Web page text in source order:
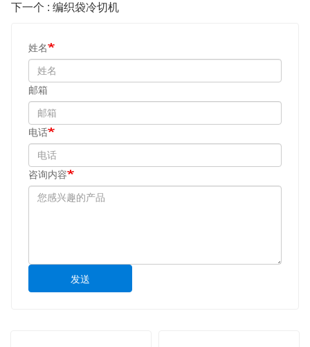
下一个 : 编织袋冷切机
姓名
邮箱
电话
咨询内容
发送